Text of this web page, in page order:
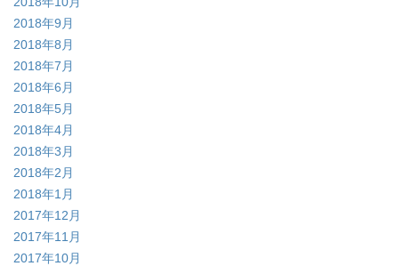
2018年9月
2018年8月
2018年7月
2018年6月
2018年5月
2018年4月
2018年3月
2018年2月
2018年1月
2017年12月
2017年11月
2017年10月